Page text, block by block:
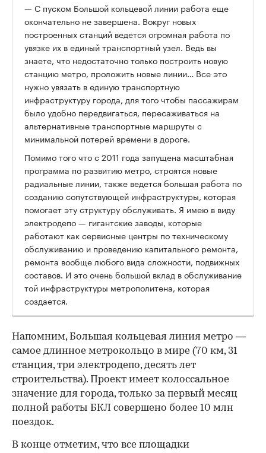
— С пуском Большой кольцевой линии работа еще
окончательно не завершена. Вокруг новых
построенных станций ведется огромная работа по
увязке их в единый транспортный узел. Ведь вы
знаете, что недостаточно только построить новую
станцию метро, проложить новые линии… Все это
нужно увязать в единую транспортную
инфраструктуру города, для того чтобы пассажирам
было удобно передвигаться, пересаживаться на
альтернативные транспортные маршруты с
минимальной потерей времени в дороге.
Помимо того что с 2011 года запущена масштабная
программа по развитию метро, строятся новые
радиальные линии, также ведется большая работа по
созданию сопутствующей инфраструктуры, которая
помогает эту структуру обслуживать. Я имею в виду
электродепо — гигантские заводы, которые
работают как сервисные центры по техническому
обслуживанию и проведению капитального ремонта,
ремонта вообще любого вида сложности, подвижных
составов. И это очень большой вклад в обслуживание
той инфраструктуры метрополитена, которая
создается.
Напомним, Большая кольцевая линия метро —
самое длинное метрокольцо в мире (70 км, 31
станция, три электродепо, десять лет
строительства). Проект имеет колоссальное
значение для города, только за первый месяц
полной работы БКЛ совершено более 10 млн
поездок.
В конце отметим, что все площадки